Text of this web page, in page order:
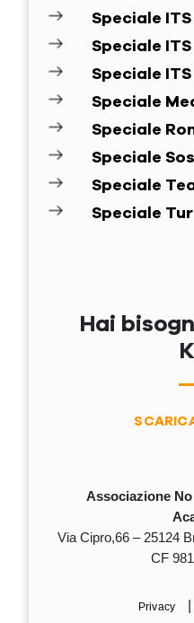
Speciale
Speciale
Speciale
Speciale
Speciale
Speciale
Speciale
Speciale
Hai
Associazione
Via Cipro,66 – 25124
CF
Privacy